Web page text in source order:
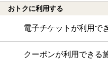
おトクに利用する
電子チケットが利用で
クーポンが利用できる